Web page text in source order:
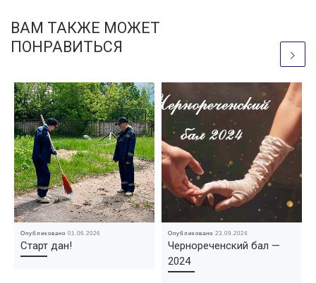
ВАМ ТАКЖЕ МОЖЕТ
ПОНРАВИТЬСЯ
Опубликовано01.06.2026
Старт дан!
Опубликовано23.09.2024
Чернореченский бал —
2024